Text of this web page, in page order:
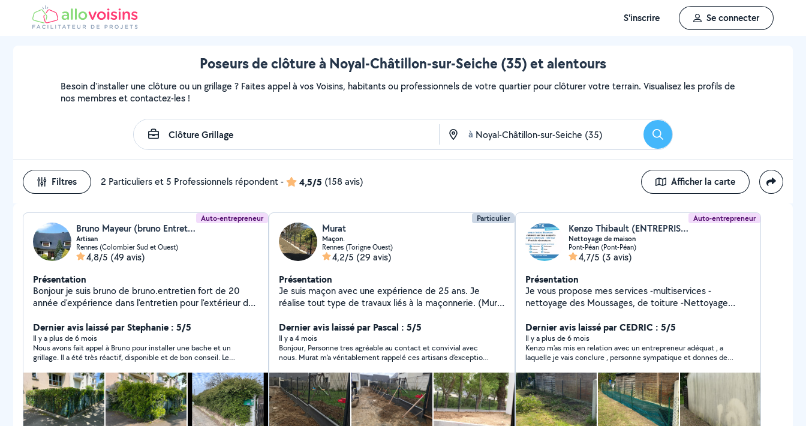
S'inscrire Se connecter
Poseurs de clôture à Noyal-Châtillon-sur-Seiche (35) et alentours
Besoin d'installer une clôture ou un grillage ? Faites appel à vos Voisins, habitants ou professionnels de votre quartier pour clôturer votre terrain. Visualisez les profils de
nos membres et contactez-les !
à Rechercher
Filtres 2 Particuliers et 5 Professionnels répondent- 4,5/5 (158 avis) Afficher la carte
Auto-entrepreneur
Bruno Mayeur (bruno Entretien)
Artisan
Rennes (Colombier Sud et Ouest)
4,8/5 (49 avis)
Présentation
Bonjour je suis bruno de bruno.entretien fort de 20
année d'expérience dans l'entretien pour l'extérieur de
adaptés pour des intervention simple et rapide en
toute sécurité Vous pouvez me contacter je serai ravi
d'intervenir chez vous cordialement Bruno de Bruno
Entretien
Dernier avis laissé par Stephanie : 5/5
Il y a plus de 6 mois
Nous avons fait appel à Bruno pour installer une bache et un
grillage. Il a été très réactif, disponible et de bon conseil. Le
Bruno pour son sérieux et sa sympathie.
Particulier
Murat
Maçon.
Rennes (Torigne Ouest)
4,2/5 (29 avis)
Présentation
Je suis maçon avec une expérience de 25 ans. Je
réalise tout type de travaux liés à la maçonnerie. (Mur,
rigide, clôture aluminium, pavé etc..). N'hésitez pas à
consulter toute les réalisations dans les photos de mon
profil
Dernier avis laissé par Pascal : 5/5
Il y a 4 mois
Bonjour, Personne tres agréable au contact et convivial avec
nous. Murat m’a véritablement rappelé ces artisans d’exception,
domaine. Son approche du travail se distingue par une rigueur
et un sens de l’organisation remarquables. Je tiens
particulièrement à souligner ses qualités méthodiques :
chaque étape est pensée avec soin et exécutée de manière
rationnelle. Encore Merci pour votre travail Pascal et Patricia
Auto-entrepreneur
Kenzo Thibault (ENTREPRISE T.K.)
Nettoyage de maison
Pont-Péan (Pont-Péan)
4,7/5 (3 avis)
Présentation
Je vous propose mes services -multiservices -
nettoyage des Moussages, de toiture -Nettoyage
-peinture intérieure extérieure -Pose de clôture Grillage
-Petits travaux de bricolage
Dernier avis laissé par CEDRIC : 5/5
Il y a plus de 6 mois
Kenzo m'as mis en relation avec un entrepreneur adéquat , a
laquelle je vais conclure , personne sympatique et donnes de